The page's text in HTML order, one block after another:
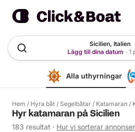
Sicilien, Italien
Lägg till dina datum · 1
Alla uthyrningar
Hem / Hyra båt / Segelbåtar / Katamaran /
Hyr katamaran på Sicilien
183 resultat · Hur vi sorterar